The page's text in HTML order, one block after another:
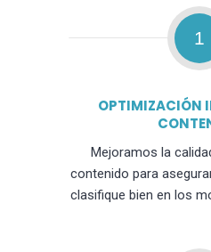
1
OPTIMIZACIÓN
Mejoramos la
contenido para
clasifique bien en los